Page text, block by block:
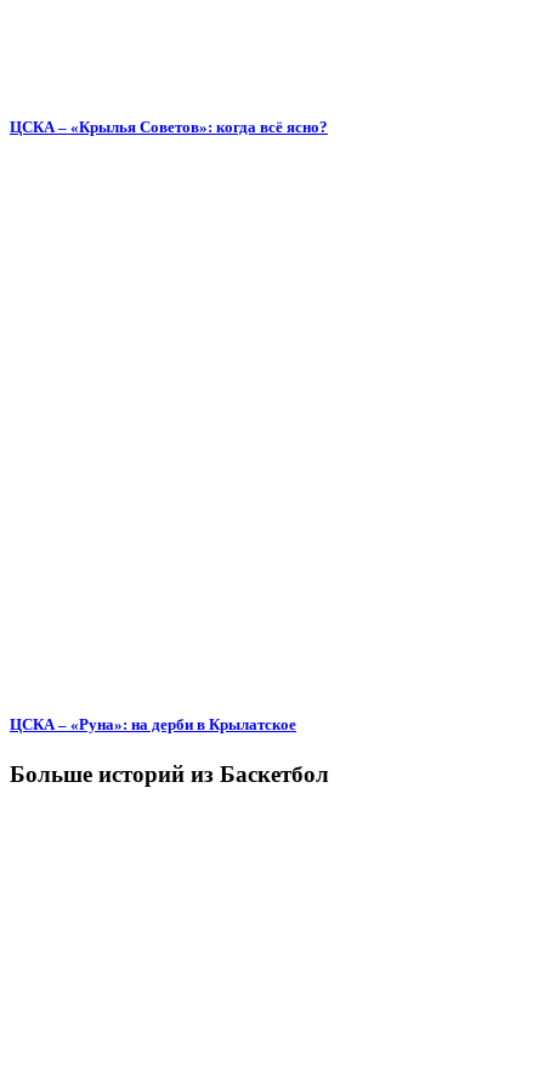
ЦСКА – «Крылья Советов»: когда всё ясно?
ЦСКА – «Руна»: на дерби в Крылатское
Больше историй из Баскетбол